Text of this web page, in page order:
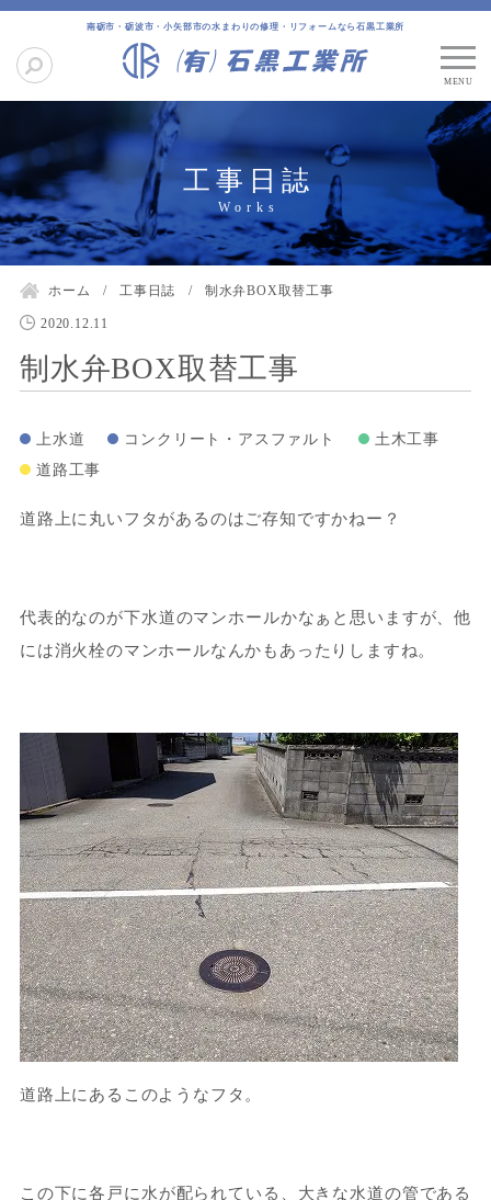
南砺市・砺波市・小矢部市の水まわりの修理・リフォームなら石黒工業所
工事日誌
ホーム 工事日誌 制水弁BOX取替工事
2020.12.11
制水弁BOX取替工事
上水道 コンクリート・アスファルト
土木工事
道路工事
道路上に丸いフタがあるのはご存知ですかねー？
代表的なのが下水道のマンホールかなぁと思いますが、他
には消火栓のマンホールなんかもあったりしますね。
道路上にあるこのようなフタ。
この下に各戸に水が配られている、大きな水道の管である